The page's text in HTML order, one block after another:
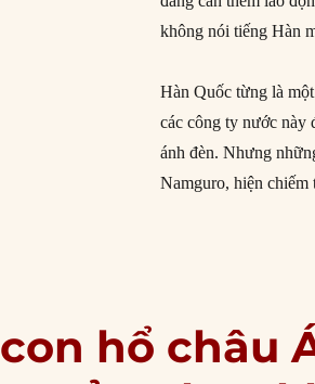
không nói tiếng Hàn
Hàn Quốc từng là
các công ty nước này
ánh đèn. Nhưng
Namguro, hiện
hổ châu